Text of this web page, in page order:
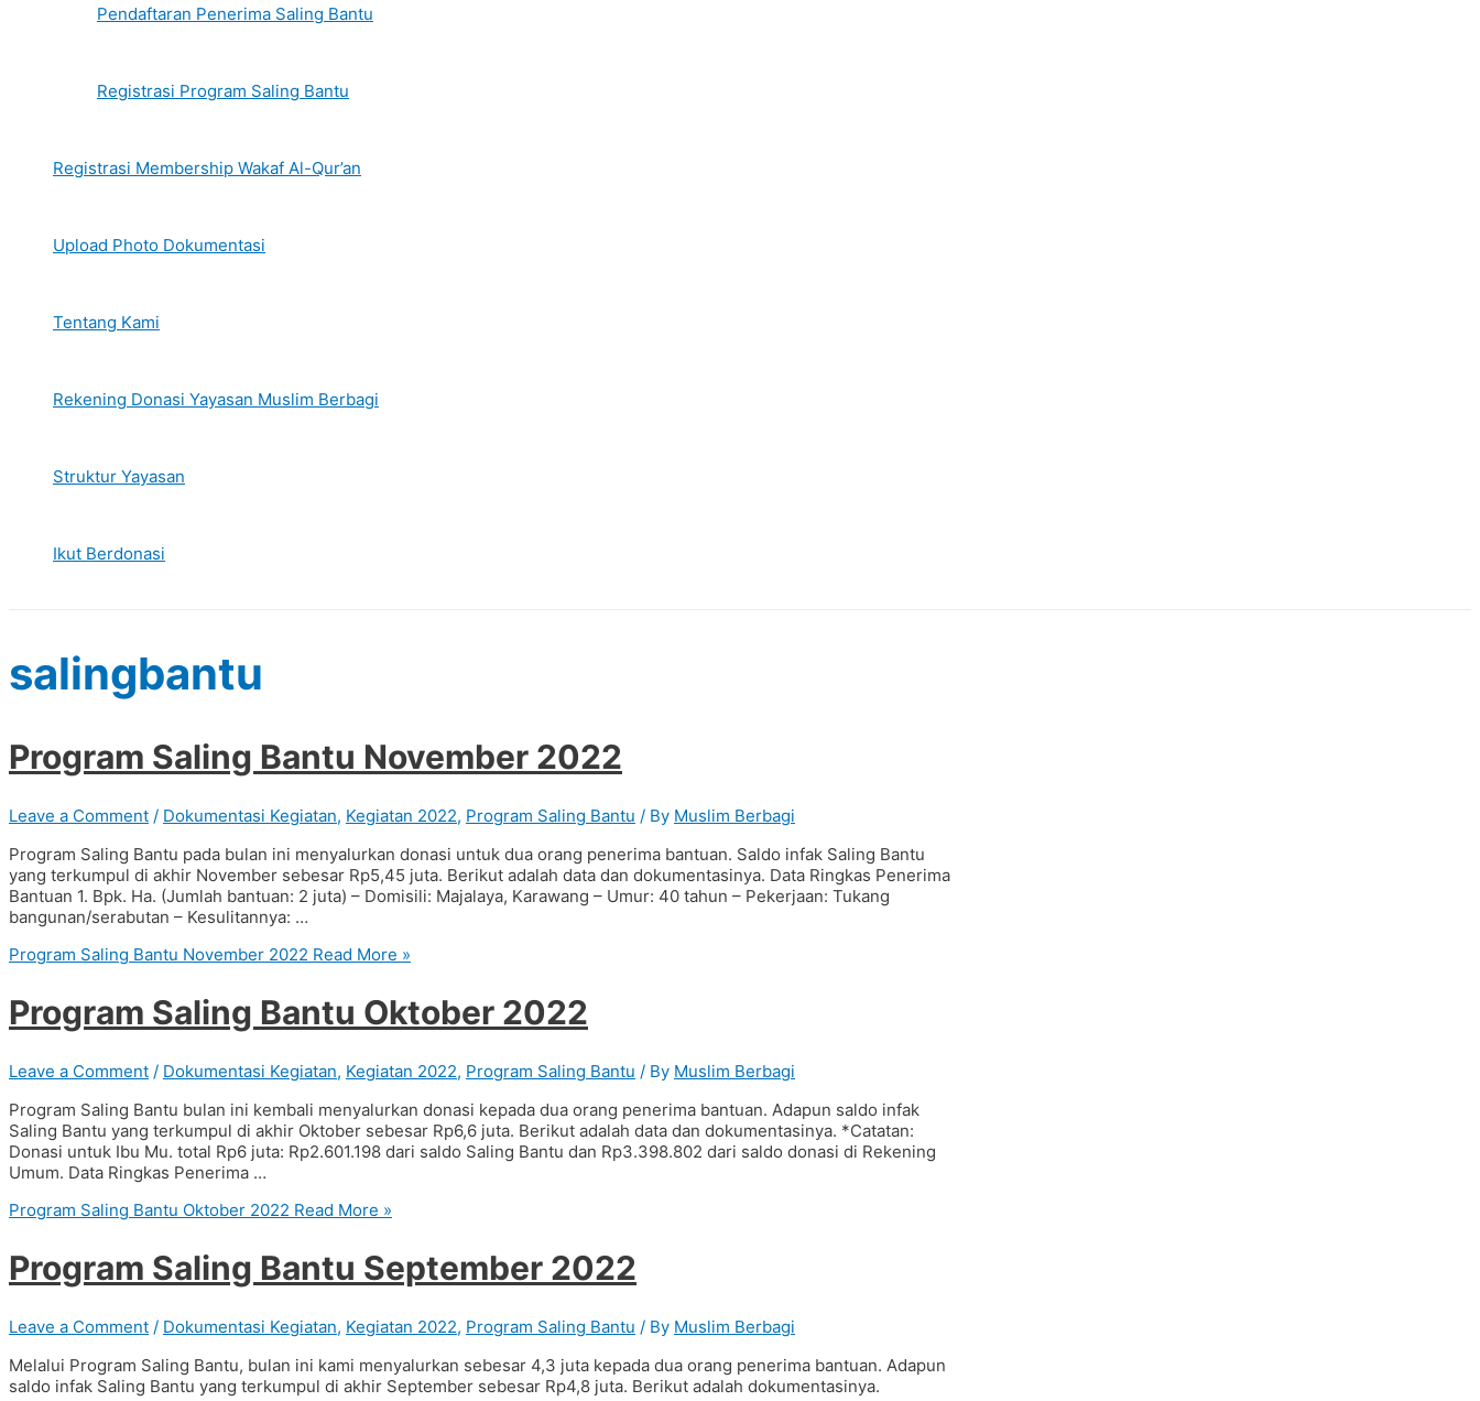
Pendaftaran Penerima Saling Bantu
Registrasi Program Saling Bantu
Registrasi Membership Wakaf Al-Qur’an
Upload Photo Dokumentasi
Tentang Kami
Rekening Donasi Yayasan Muslim Berbagi
Struktur Yayasan
Ikut Berdonasi
salingbantu
Program Saling Bantu November 2022
Leave a Comment / Dokumentasi Kegiatan, Kegiatan 2022, Program Saling Bantu / By Muslim Berbagi
Program Saling Bantu pada bulan ini menyalurkan donasi untuk dua orang penerima bantuan. Saldo infak Saling Bantu
yang terkumpul di akhir November sebesar Rp5,45 juta. Berikut adalah data dan dokumentasinya. Data Ringkas Penerima
Bantuan 1. Bpk. Ha. (Jumlah bantuan: 2 juta) – Domisili: Majalaya, Karawang – Umur: 40 tahun – Pekerjaan: Tukang
bangunan/serabutan – Kesulitannya: …
Program Saling Bantu November 2022 Read More »
Program Saling Bantu Oktober 2022
Leave a Comment / Dokumentasi Kegiatan, Kegiatan 2022, Program Saling Bantu / By Muslim Berbagi
Program Saling Bantu bulan ini kembali menyalurkan donasi kepada dua orang penerima bantuan. Adapun saldo infak
Saling Bantu yang terkumpul di akhir Oktober sebesar Rp6,6 juta. Berikut adalah data dan dokumentasinya. *Catatan:
Donasi untuk Ibu Mu. total Rp6 juta: Rp2.601.198 dari saldo Saling Bantu dan Rp3.398.802 dari saldo donasi di Rekening
Umum. Data Ringkas Penerima …
Program Saling Bantu Oktober 2022 Read More »
Program Saling Bantu September 2022
Leave a Comment / Dokumentasi Kegiatan, Kegiatan 2022, Program Saling Bantu / By Muslim Berbagi
Melalui Program Saling Bantu, bulan ini kami menyalurkan sebesar 4,3 juta kepada dua orang penerima bantuan. Adapun
saldo infak Saling Bantu yang terkumpul di akhir September sebesar Rp4,8 juta. Berikut adalah dokumentasinya.